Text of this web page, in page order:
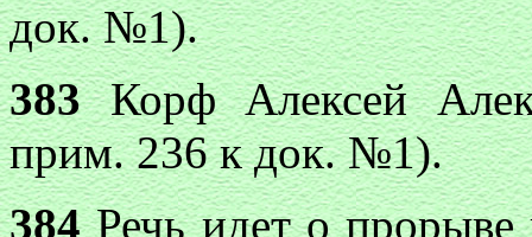
док. №1).
383Корф Алексей
прим. 236 к док. №1).
384Речь идет о